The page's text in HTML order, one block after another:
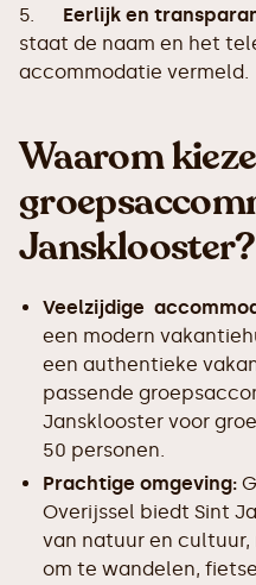
5. Eerlijk en
staat de naam en het
accommodatie vermeld.
Waarom
Jansklooster?
Veelzijdige
een modern
een authentieke
passende
Jansklooster voor
50 personen.
Prachtige omgeving:
Overijssel biedt Sint
van natuur en
om te wandelen,